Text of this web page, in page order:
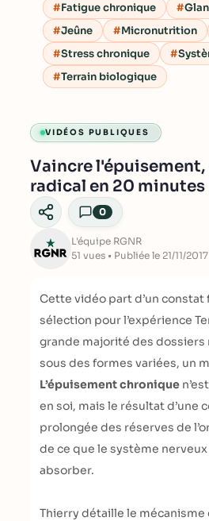
VIDÉOS PUBLIQUES
Vaincre l'épuisement,
radical en 20 minutes
0
L'équipe RGNR
51 vues • Publiée le 21/11/2017
Cette vidéo part d’un constat
sélection pour l’expérience
grande majorité des dossiers
sous des formes variées, un
L’épuisement chronique
en soi, mais le résultat d’une
prolongée des réserves de
de ce que le système
absorber.
Thierry détaille le mécanisme
Fatigue chronique
Jeûne
Micronutrition
Stress chronique
Terrain biologique